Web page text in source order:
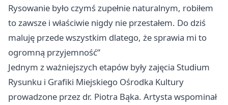
Rysowanie było czymś zupełnie naturalnym, robiłem
to zawsze i właściwie nigdy nie przestałem. Do dziś
maluję przede wszystkim dlatego, że sprawia mi to
ogromną przyjemność”
Jednym z ważniejszych etapów były zajęcia Studium
Rysunku i Grafiki Miejskiego Ośrodka Kultury
prowadzone przez dr. Piotra Bąka. Artysta wspominał